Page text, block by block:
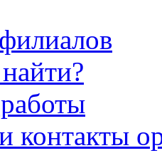
контакты